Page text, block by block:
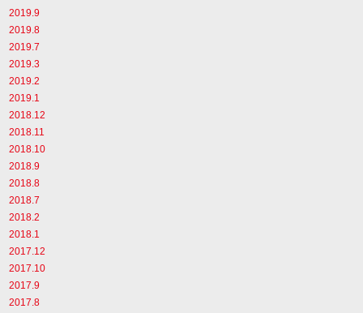
2019.9
2019.8
2019.7
2019.3
2019.2
2019.1
2018.12
2018.11
2018.10
2018.9
2018.8
2018.7
2018.2
2018.1
2017.12
2017.10
2017.9
2017.8